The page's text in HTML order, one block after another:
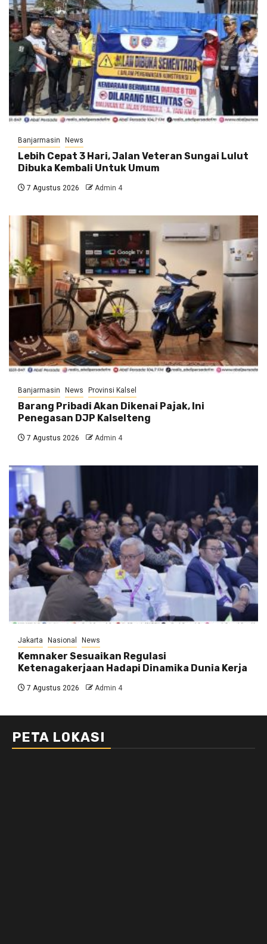
Banjarmasin News
Lebih Cepat 3 Hari, Jalan Veteran Sungai Lulut
Dibuka Kembali Untuk Umum
7 Agustus 2026 Admin 4
Banjarmasin News Provinsi Kalsel
Barang Pribadi Akan Dikenai Pajak, Ini
Penegasan DJP Kalselteng
7 Agustus 2026 Admin 4
Jakarta Nasional News
Kemnaker Sesuaikan Regulasi
Ketenagakerjaan Hadapi Dinamika Dunia Kerja
7 Agustus 2026 Admin 4
PETA LOKASI